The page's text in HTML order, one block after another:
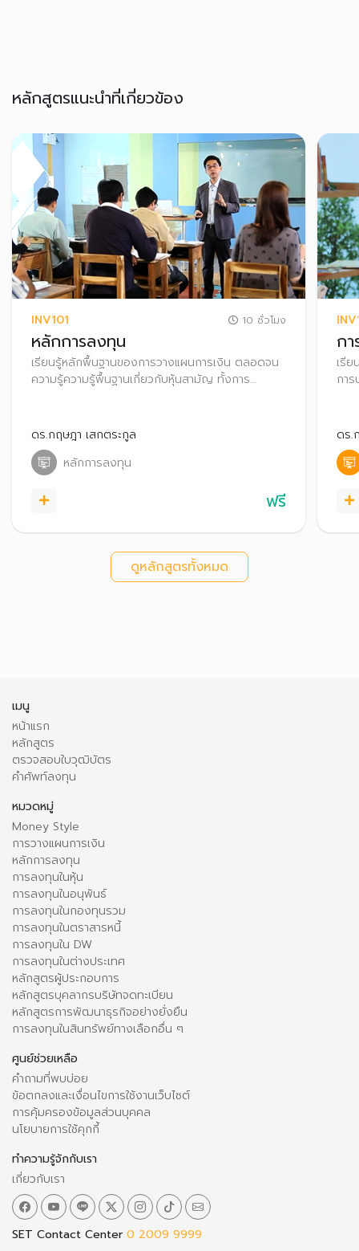
หลักสูตรแนะนำที่เกี่ยวข้อง
INV101 10 ชั่วโมง
หลักการลงทุน
เรียนรู้หลักพื้นฐานของการวางแผนการเงิน ตลอดจน
ความรู้ความรู้พื้นฐานเกี่ยวกับหุ้นสามัญ ทั้งการ
ดร.กฤษฎา เสกตระกูล
หลักการลงทุน
ฟรี
ก
เรี
กา
คัด
ดร.
ดูหลักสูตรทั้งหมด
เมนู
หน้าแรก
หลักสูตร
ตรวจสอบใบวุฒิบัตร
คำศัพท์ลงทุน
หมวดหมู่
Money Style
การวางแผนการเงิน
หลักการลงทุน
การลงทุนในหุ้น
การลงทุนในอนุพันธ์
การลงทุนในกองทุนรวม
การลงทุนในตราสารหนี้
การลงทุนใน DW
การลงทุนในต่างประเทศ
หลักสูตรผู้ประกอบการ
หลักสูตรบุคลากรบริษัทจดทะเบียน
หลักสูตรการพัฒนาธุรกิจอย่างยั่งยืน
การลงทุนในสินทรัพย์ทางเลือกอื่น ๆ
ศูนย์ช่วยเหลือ
คำถามที่พบบ่อย
ข้อตกลงและเงื่อนไขการใช้งานเว็บไซต์
การคุ้มครองข้อมูลส่วนบุคคล
นโยบายการใช้คุกกี้
ทำความรู้จักกับเรา
เกี่ยวกับเรา
SET Contact Center 0 2009 9999